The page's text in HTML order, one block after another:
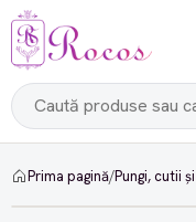
Prima pagină/Pungi, cutii